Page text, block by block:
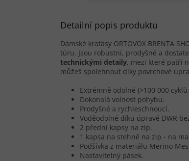
Detailní popis produktu
Dámské kraťasy ORTOVOX BRENTA
túru. Jsou robustní, prodyšné a
technickými detaily, mezi které patří
můžeš spolehnout díky povrchové
Extrémně odolné (>100 000
Dokonalá volnost pohybu.
Prodyšné a rychleschnoucí.
Voděodolné díku úpravě DWR
2 přední kapsy na zip.
1 kapsa na stehně na zip - na
Podšívka z materiálu Merino
Nastavitelný pásek.